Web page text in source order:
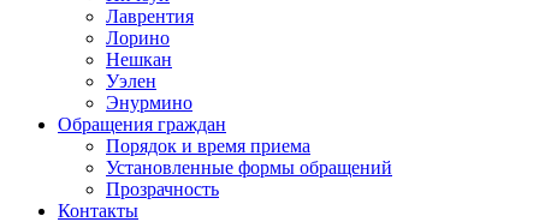
Лаврентия
Лорино
Нешкан
Уэлен
Энурмино
Обращения граждан
Порядок и время приема
Установленные формы обращений
Прозрачность
Контакты